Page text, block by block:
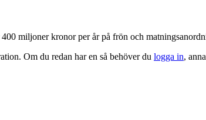
miljoner kronor per år på frön och
Om du redan har en så behöver du logga in,